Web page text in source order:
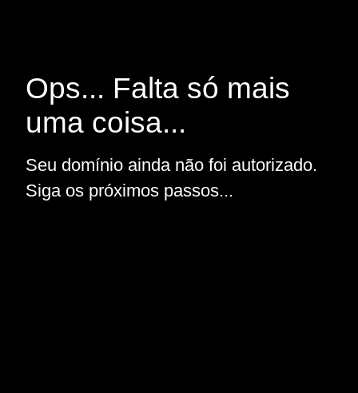
Ops... Falta só mais
uma coisa...
Seu domínio ainda não foi autorizado.
Siga os próximos passos...